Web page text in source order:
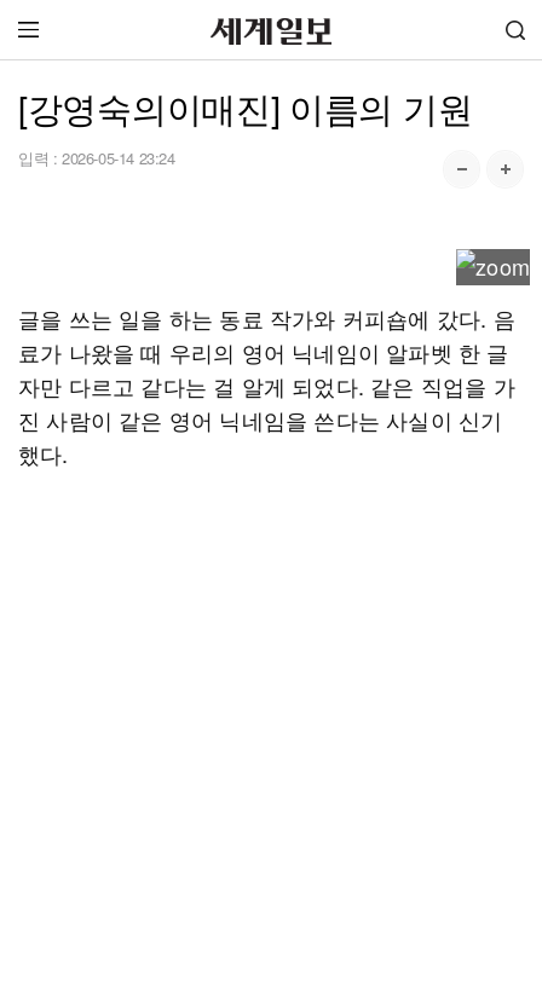
[강영숙의이매진] 이름의 기원
입력 : 2026-05-14 23:24
글을 쓰는 일을 하는 동료 작가와 커피숍에 갔다. 음
료가 나왔을 때 우리의 영어 닉네임이 알파벳 한 글
자만 다르고 같다는 걸 알게 되었다. 같은 직업을 가
진 사람이 같은 영어 닉네임을 쓴다는 사실이 신기
했다.